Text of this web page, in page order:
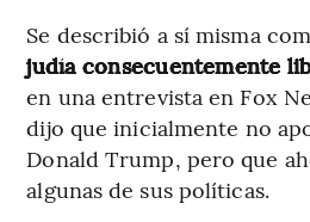
Se describió a sí misma
judía consecuentemente
en una entrevista en Fox
dijo que inicialmente no
Donald Trump, pero que
algunas de sus políticas.